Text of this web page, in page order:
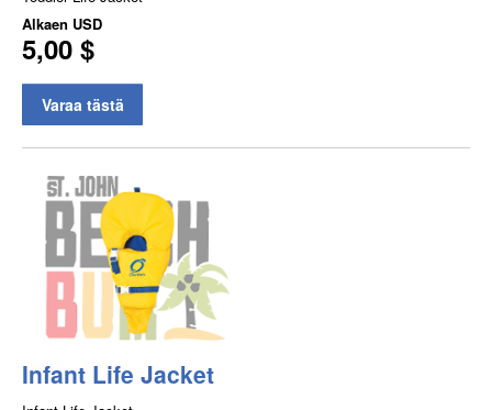
Alkaen USD
5,00 $
Varaa tästä
Infant Life Jacket